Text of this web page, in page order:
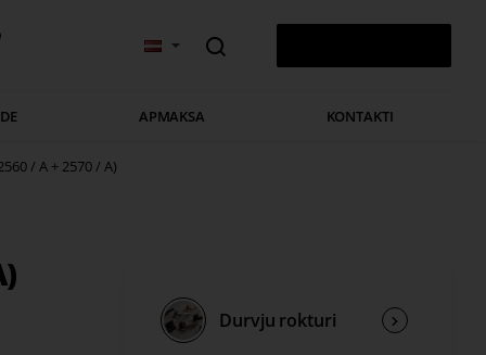
APMAKSA KONTAKTI
/ A + 2570 / A)
Durvju rokturi